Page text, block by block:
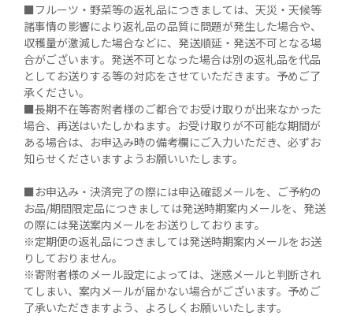
■フルーツ・野菜等の返礼品につきましては、天災・天候等
諸事情の影響により返礼品の品質に問題が発生した場合や、
収穫量が激減した場合などに、発送順延・発送不可となる場
合がございます。発送不可となった場合は別の返礼品を代品
としてお送りする等の対応をさせていただきます。予めご了
承ください。
■長期不在等寄附者様のご都合でお受け取りが出来なかった
場合、再送はいたしかねます。お受け取りが不可能な期間が
ある場合は、お申込み時の備考欄にご入力いただき、必ずお
知らせくださいますようお願いいたします。
■お申込み・決済完了の際には申込確認メールを、ご予約の
お品/期間限定品につきましては発送時期案内メールを、発送
の際には発送案内メールをお送りしております。
※定期便の返礼品につきましては発送時期案内メールをお送
りしておりません。
※寄附者様のメール設定によっては、迷惑メールと判断され
てしまい、案内メールが届かない場合がございます。予めご
了承いただきますよう、よろしくお願いいたします。